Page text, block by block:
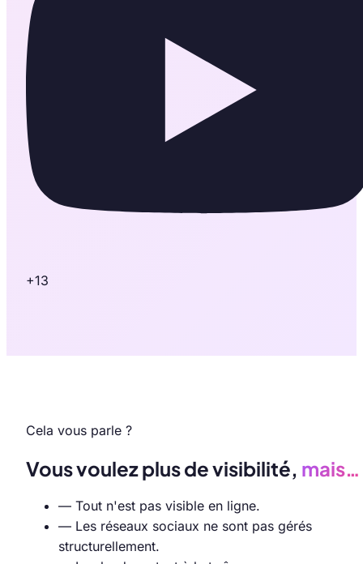
+13
Cela vous parle ?
Vous voulez plus de visibilité, mais…
— Tout n'est pas visible en ligne.
— Les réseaux sociaux ne sont pas gérés
structurellement.